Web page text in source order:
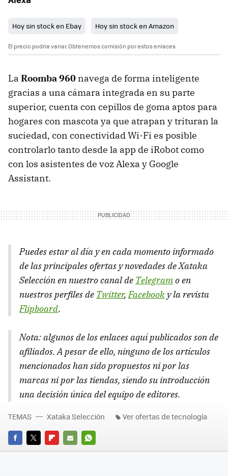
Hoy sin stock en Ebay Hoy sin stock en Amazon
El precio podría variar. Obtenemos comisión por estos enlaces
La Roomba 960 navega de forma inteligente
gracias a una cámara integrada en su parte
superior, cuenta con cepillos de goma aptos para
hogares con mascota ya que atrapan y trituran la
suciedad, con conectividad Wi-Fi es posible
controlarlo tanto desde la app de iRobot como
con los asistentes de voz Alexa y Google
Assistant.
Puedes estar al día y en cada momento informado
de las principales ofertas y novedades de Xataka
Selección en nuestro canal de Telegramo en
nuestros perfiles de Twitter, Facebook y la revista
Flipboard.
Nota: algunos de los enlaces aquí publicados son de
afiliados. A pesar de ello, ninguno de los artículos
mencionados han sido propuestos ni por las
marcas ni por las tiendas, siendo su introducción
una decisión única del equipo de editores.
FACEBOOK
TWITTERFLIPBOARD
E-
WHATSAPP
TEMAS Xataka Selección Ver ofertas de tecnología